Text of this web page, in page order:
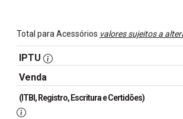
Total para Acessórios valores sujeitos a
IPTU
Venda
(ITBI, Registro, Escritura e Certidões)